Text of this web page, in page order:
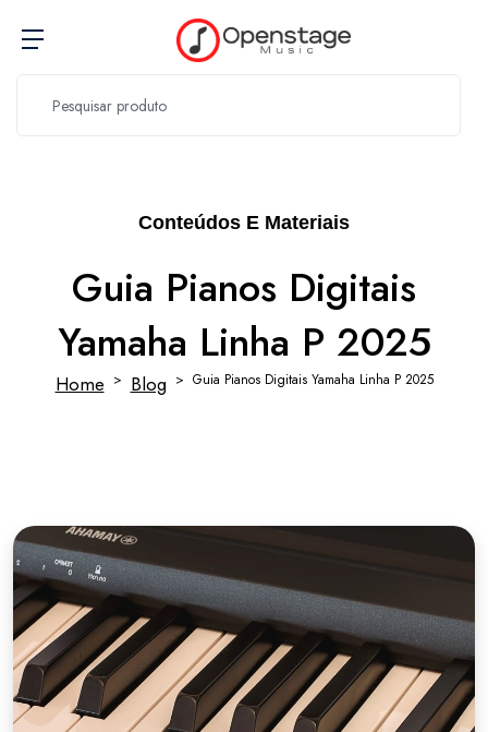
Conteúdos E Materiais
Guia Pianos Digitais
Yamaha Linha P 2025
Home Blog Guia Pianos Digitais Yamaha Linha P 2025